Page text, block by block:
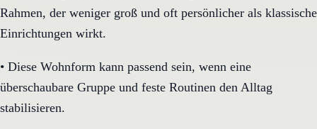
Rahmen, der weniger groß und oft persönlicher als klassische
Einrichtungen wirkt.
• Diese Wohnform kann passend sein, wenn eine
überschaubare Gruppe und feste Routinen den Alltag
stabilisieren.